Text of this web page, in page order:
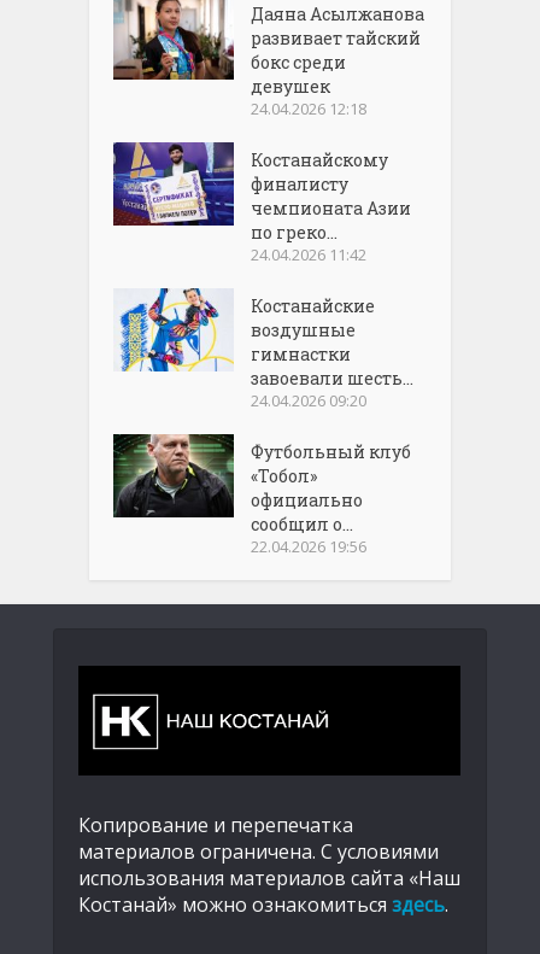
Даяна Асылжанова
развивает тайский
бокс среди
девушек
24.04.2026 12:18
Костанайскому
финалисту
чемпионата Азии
по греко...
24.04.2026 11:42
Костанайские
воздушные
гимнастки
завоевали шесть...
24.04.2026 09:20
Футбольный клуб
«Тобол»
официально
сообщил о...
22.04.2026 19:56
Копирование и перепечатка
материалов ограничена. С условиями
использования материалов сайта «Наш
Костанай» можно ознакомиться здесь.